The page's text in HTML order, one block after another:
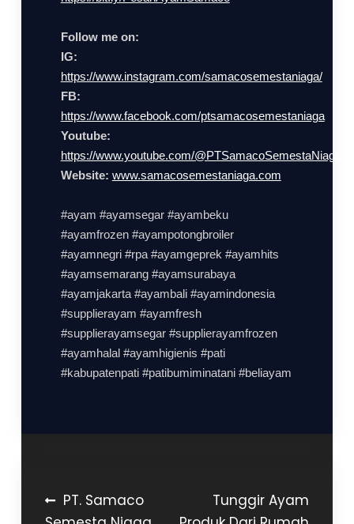
Follow me on:
IG:
https://www.instagram.com/samacosemestaniaga/
FB:
https://www.facebook.com/ptsamacosemestaniaga
Youtube:
https://www.youtube.com/@PTSamacoSemestaNiaga
Website: www.samacosemestaniaga.com
#ayam #ayamsegar #ayambeku
#ayamfrozen #ayampotongbroiler
#ayamnegri #rpa #ayamgeprek #ayamhits
#ayamsemarang #ayamsurabaya
#ayamjakarta #ayambali #ayamindonesia
#supplierayam #ayamfresh
#supplierayamsegar #supplierayamfrozen
#ayamhalal #ayamhigienis #pati
#kabupatenpati #patibumiminatani #beliayam
PT. Samaco
Tunggir Ayam